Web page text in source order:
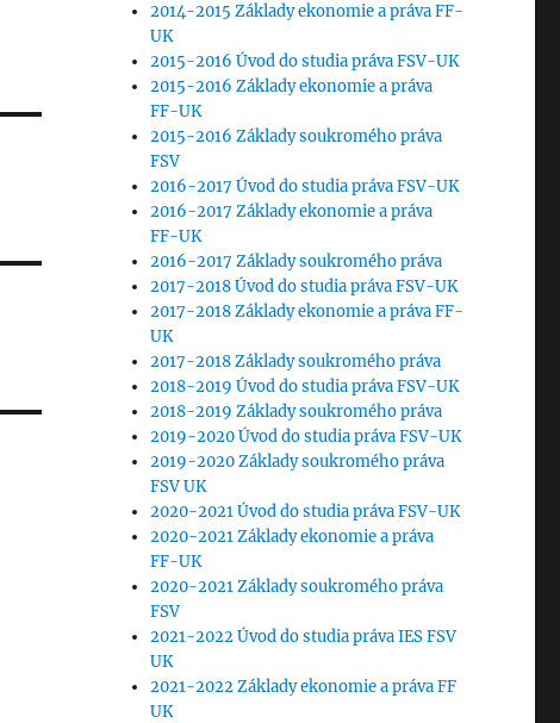
2014-2015 Základy ekonomie a práva FF-
UK
2015-2016 Úvod do studia práva FSV-UK
2015-2016 Základy ekonomie a práva
FF-UK
2015-2016 Základy soukromého práva
FSV
2016-2017 Úvod do studia práva FSV-UK
2016-2017 Základy ekonomie a práva
FF-UK
2016-2017 Základy soukromého práva
2017-2018 Úvod do studia práva FSV-UK
2017-2018 Základy ekonomie a práva FF-
UK
2017-2018 Základy soukromého práva
2018-2019 Úvod do studia práva FSV-UK
2018-2019 Základy soukromého práva
2019-2020 Úvod do studia práva FSV-UK
2019-2020 Základy soukromého práva
FSV UK
2020-2021 Úvod do studia práva FSV-UK
2020-2021 Základy ekonomie a práva
FF-UK
2020-2021 Základy soukromého práva
FSV
2021-2022 Úvod do studia práva IES FSV
UK
2021-2022 Základy ekonomie a práva FF
UK